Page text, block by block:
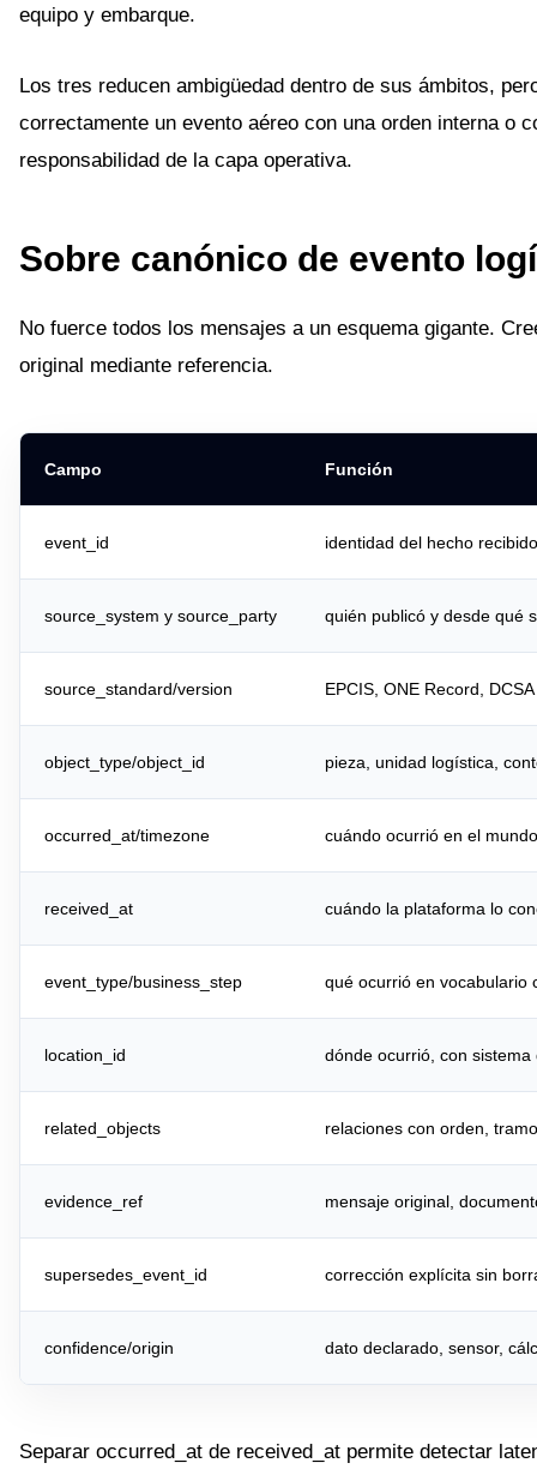
equipo y embarque.
Los tres reducen ambigüedad dentro de sus ámbitos,
correctamente un evento aéreo con una orden interna o
responsabilidad de la capa operativa.
Sobre canónico de evento
No fuerce todos los mensajes a un esquema gigante.
original mediante referencia.
Campo Función
event_id identidad del hecho
source_system y source_party quién publicó y desde qué
source_standard/version EPCIS, ONE Record,
object_type/object_id pieza, unidad logística,
occurred_at/timezone cuándo ocurrió en el
received_at cuándo la plataforma lo
event_type/business_step qué ocurrió en vocabulario
location_id dónde ocurrió, con sistema
related_objects relaciones con orden,
evidence_ref mensaje original,
supersedes_event_id corrección explícita sin
confidence/origin dato declarado, sensor,
Separar occurred_at de received_at permite detectar